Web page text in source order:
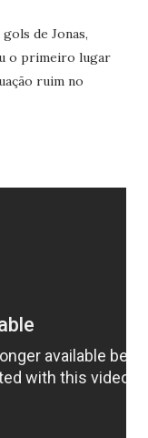
de Jonas,
o primeiro lugar
ruim no